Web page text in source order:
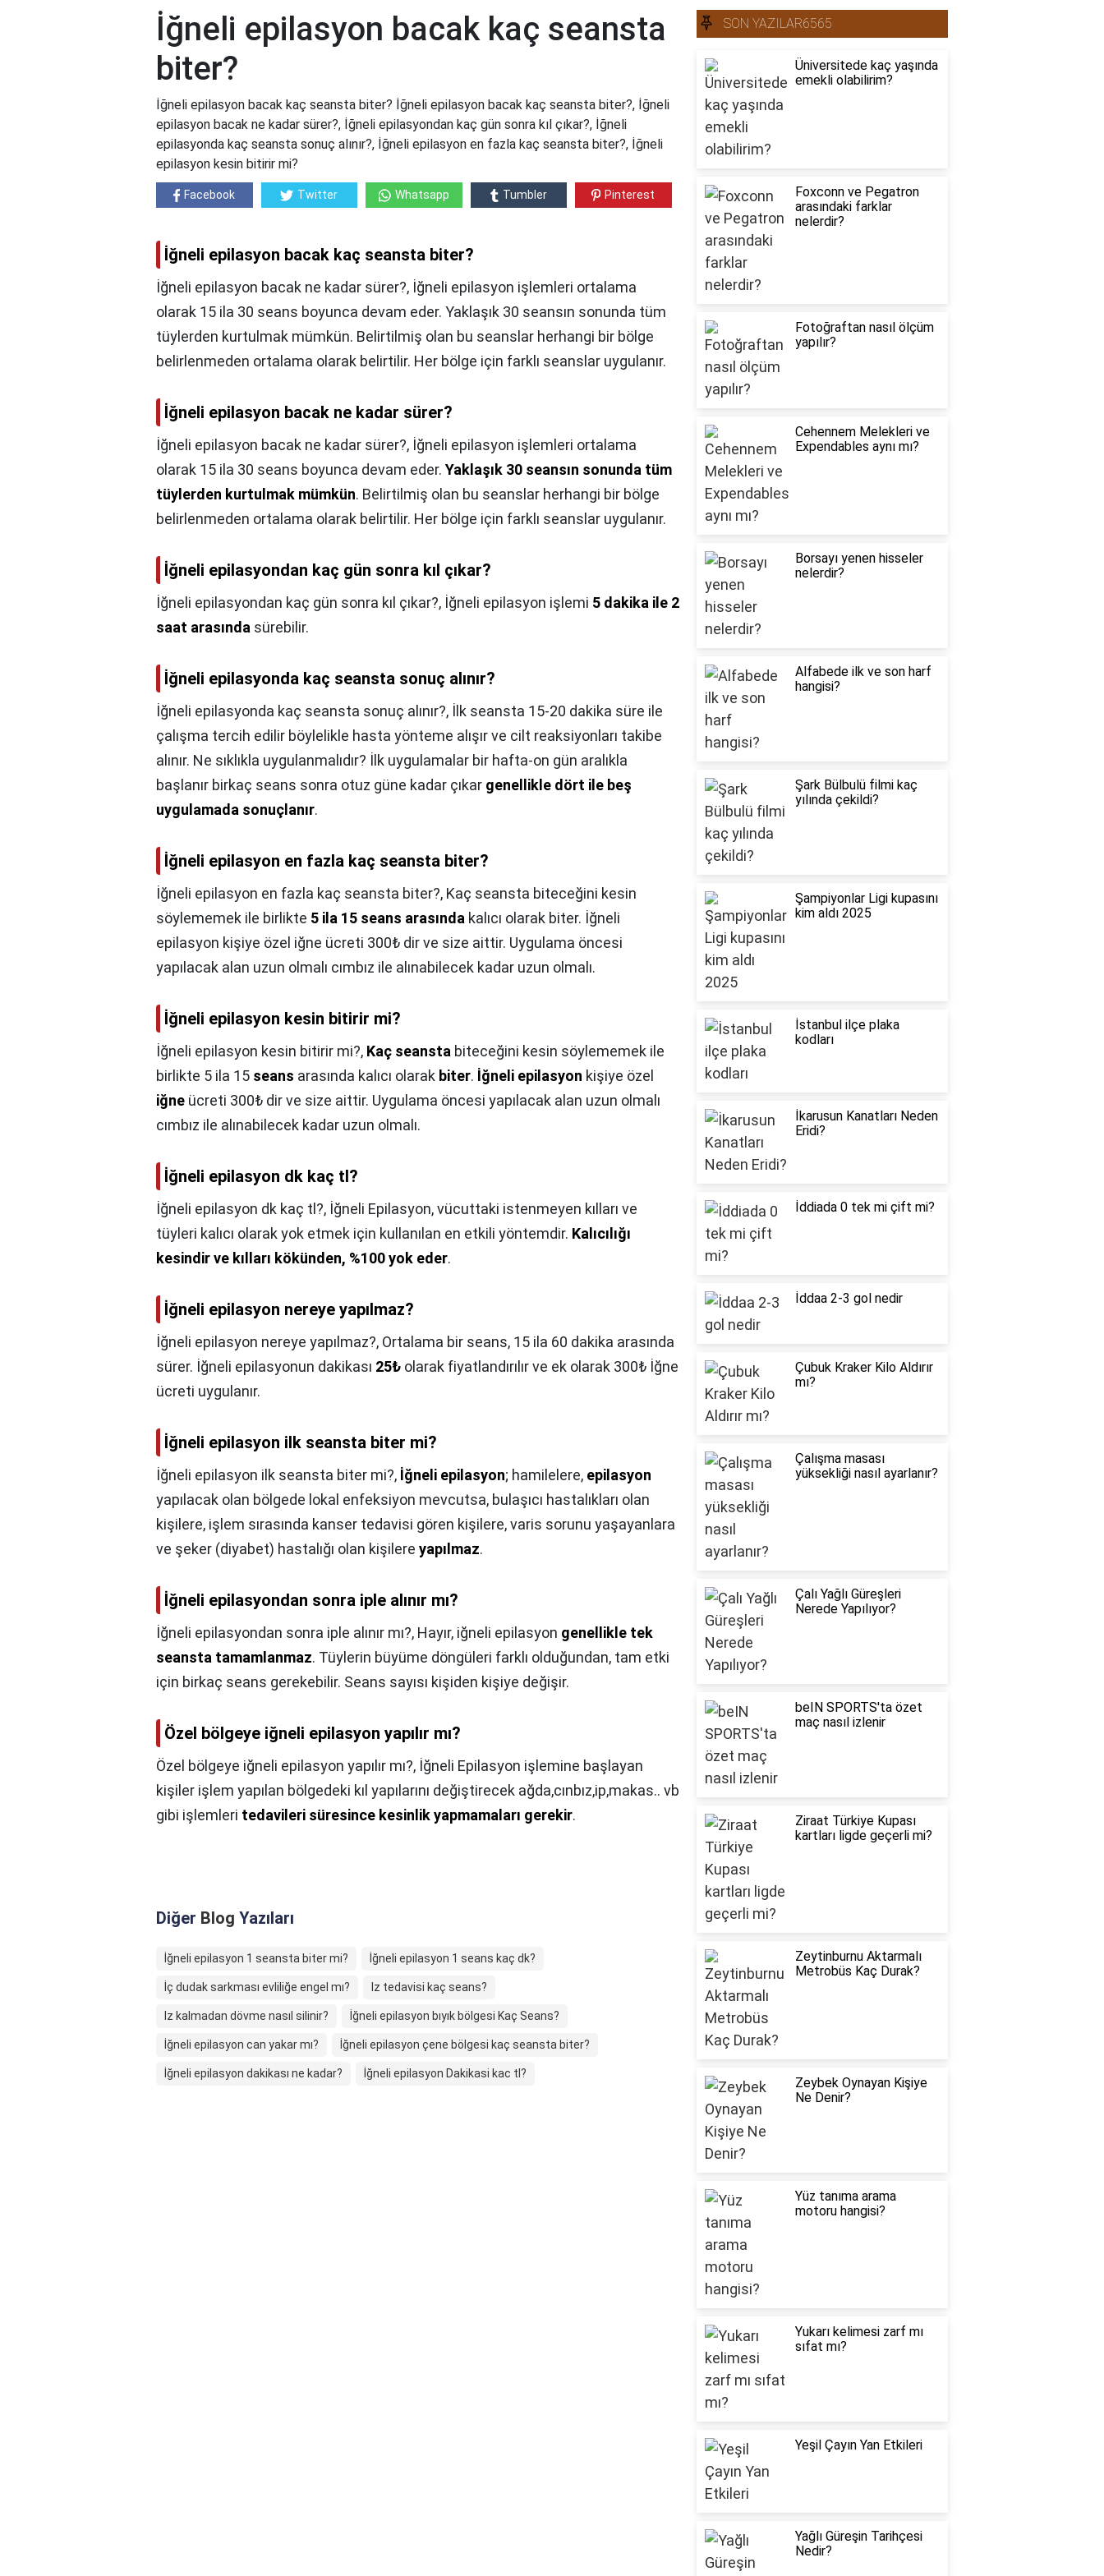
İğneli epilasyon bacak kaç seansta
biter?
İğneli epilasyon bacak kaç seansta biter? İğneli epilasyon bacak kaç seansta biter?, İğneli
epilasyon bacak ne kadar sürer?, İğneli epilasyondan kaç gün sonra kıl çıkar?, İğneli
epilasyonda kaç seansta sonuç alınır?, İğneli epilasyon en fazla kaç seansta biter?, İğneli
epilasyon kesin bitirir mi?
Facebook Twitter Whatsapp Tumbler Pinterest
İğneli epilasyon bacak kaç seansta biter?
İğneli epilasyon bacak ne kadar sürer?, İğneli epilasyon işlemleri ortalama
olarak 15 ila 30 seans boyunca devam eder. Yaklaşık 30 seansın sonunda tüm
tüylerden kurtulmak mümkün. Belirtilmiş olan bu seanslar herhangi bir bölge
belirlenmeden ortalama olarak belirtilir. Her bölge için farklı seanslar uygulanır.
İğneli epilasyon bacak ne kadar sürer?
İğneli epilasyon bacak ne kadar sürer?, İğneli epilasyon işlemleri ortalama
olarak 15 ila 30 seans boyunca devam eder. Yaklaşık 30 seansın sonunda tüm
tüylerden kurtulmak mümkün. Belirtilmiş olan bu seanslar herhangi bir bölge
belirlenmeden ortalama olarak belirtilir. Her bölge için farklı seanslar uygulanır.
İğneli epilasyondan kaç gün sonra kıl çıkar?
İğneli epilasyondan kaç gün sonra kıl çıkar?, İğneli epilasyon işlemi 5 dakika ile 2
saat arasında sürebilir.
İğneli epilasyonda kaç seansta sonuç alınır?
İğneli epilasyonda kaç seansta sonuç alınır?, İlk seansta 15-20 dakika süre ile
çalışma tercih edilir böylelikle hasta yönteme alışır ve cilt reaksiyonları takibe
alınır. Ne sıklıkla uygulanmalıdır? İlk uygulamalar bir hafta-on gün aralıkla
başlanır birkaç seans sonra otuz güne kadar çıkar genellikle dört ile beş
uygulamada sonuçlanır.
İğneli epilasyon en fazla kaç seansta biter?
İğneli epilasyon en fazla kaç seansta biter?, Kaç seansta biteceğini kesin
söylememek ile birlikte 5 ila 15 seans arasında kalıcı olarak biter. İğneli
epilasyon kişiye özel iğne ücreti 300₺ dir ve size aittir. Uygulama öncesi
yapılacak alan uzun olmalı cımbız ile alınabilecek kadar uzun olmalı.
İğneli epilasyon kesin bitirir mi?
İğneli epilasyon kesin bitirir mi?, Kaç seansta biteceğini kesin söylememek ile
birlikte 5 ila 15 seans arasında kalıcı olarak biter. İğneli epilasyon kişiye özel
iğne ücreti 300₺ dir ve size aittir. Uygulama öncesi yapılacak alan uzun olmalı
cımbız ile alınabilecek kadar uzun olmalı.
İğneli epilasyon dk kaç tl?
İğneli epilasyon dk kaç tl?, İğneli Epilasyon, vücuttaki istenmeyen kılları ve
tüyleri kalıcı olarak yok etmek için kullanılan en etkili yöntemdir. Kalıcılığı
kesindir ve kılları kökünden, %100 yok eder.
İğneli epilasyon nereye yapılmaz?
İğneli epilasyon nereye yapılmaz?, Ortalama bir seans, 15 ila 60 dakika arasında
sürer. İğneli epilasyonun dakikası 25₺ olarak fiyatlandırılır ve ek olarak 300₺ İğne
ücreti uygulanır.
İğneli epilasyon ilk seansta biter mi?
İğneli epilasyon ilk seansta biter mi?, İğneli epilasyon; hamilelere, epilasyon
yapılacak olan bölgede lokal enfeksiyon mevcutsa, bulaşıcı hastalıkları olan
kişilere, işlem sırasında kanser tedavisi gören kişilere, varis sorunu yaşayanlara
ve şeker (diyabet) hastalığı olan kişilere yapılmaz.
İğneli epilasyondan sonra iple alınır mı?
İğneli epilasyondan sonra iple alınır mı?, Hayır, iğneli epilasyon genellikle tek
seansta tamamlanmaz. Tüylerin büyüme döngüleri farklı olduğundan, tam etki
için birkaç seans gerekebilir. Seans sayısı kişiden kişiye değişir.
Özel bölgeye iğneli epilasyon yapılır mı?
Özel bölgeye iğneli epilasyon yapılır mı?, İğneli Epilasyon işlemine başlayan
kişiler işlem yapılan bölgedeki kıl yapılarını değiştirecek ağda,cınbız,ip,makas.. vb
gibi işlemleri tedavileri süresince kesinlik yapmamaları gerekir.
Diğer Blog Yazıları
İğneli epilasyon 1 seansta biter mi? İğneli epilasyon 1 seans kaç dk?
İç dudak sarkması evliliğe engel mı? Iz tedavisi kaç seans?
Iz kalmadan dövme nasıl silinir? İğneli epilasyon bıyık bölgesi Kaç Seans?
İğneli epilasyon can yakar mı? İğneli epilasyon çene bölgesi kaç seansta biter?
İğneli epilasyon dakikası ne kadar? İğneli epilasyon Dakikasi kac tl?
SON YAZILAR6565
Üniversitede kaç yaşında
emekli olabilirim?
Foxconn ve Pegatron
arasındaki farklar
nelerdir?
Fotoğraftan nasıl ölçüm
yapılır?
Cehennem Melekleri ve
Expendables aynı mı?
Borsayı yenen hisseler
nelerdir?
Alfabede ilk ve son harf
hangisi?
Şark Bülbulü filmi kaç
yılında çekildi?
Şampiyonlar Ligi kupasını
kim aldı 2025
İstanbul ilçe plaka
kodları
İkarusun Kanatları Neden
Eridi?
İddiada 0 tek mi çift mi?
İddaa 2-3 gol nedir
Çubuk Kraker Kilo Aldırır
mı?
Çalışma masası
yüksekliği nasıl ayarlanır?
Çalı Yağlı Güreşleri
Nerede Yapılıyor?
beIN SPORTS'ta özet
maç nasıl izlenir
Ziraat Türkiye Kupası
kartları ligde geçerli mi?
Zeytinburnu Aktarmalı
Metrobüs Kaç Durak?
Zeybek Oynayan Kişiye
Ne Denir?
Yüz tanıma arama
motoru hangisi?
Yukarı kelimesi zarf mı
sıfat mı?
Yeşil Çayın Yan Etkileri
Yağlı Güreşin Tarihçesi
Nedir?